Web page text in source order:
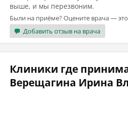
выше, и мы перезвоним.
Были на приёме? Оцените врача —
Добавить отзыв на врача
Клиники где
Верещагина Ирина